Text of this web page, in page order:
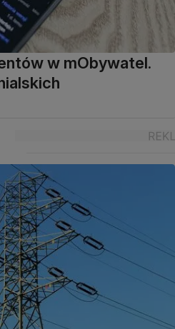
w mObywatel.